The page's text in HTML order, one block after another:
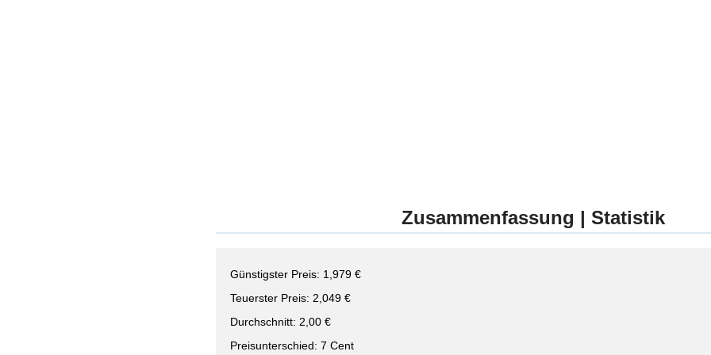
Zusammenfassung | Statistik
Günstigster Preis: 1,979 €
Teuerster Preis: 2,049 €
Durchschnitt: 2,00 €
Preisunterschied: 7 Cent